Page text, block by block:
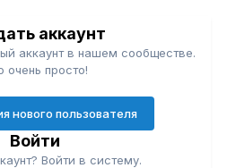
аккаунт
аккаунт в нашем сообществе.
очень просто!
нового пользователя
Войти
Войти в систему.